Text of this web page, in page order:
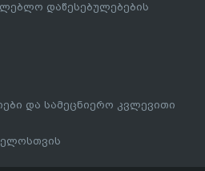
დაწესებულებების
და სამეცნიერო კვლევითი